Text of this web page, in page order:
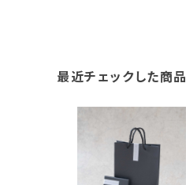
最近チェックした商品